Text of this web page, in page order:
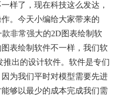
样了，现在科技这么发达，
。今天小编给大家带来的
款非常强大的2D图表绘制软
表绘制软件不一样，我们软
出的设计软件。软件是专们
为我们平时对模型需要先进
够以最少的成本完成我们需